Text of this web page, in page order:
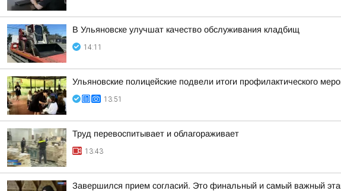
В Ульяновске улучшат качество обслуживания кладбищ
14:11
Ульяновские полицейские подвели итоги профилактического
13:51
Труд перевоспитывает и облагораживает
13:43
Завершился прием согласий. Это финальный и самый важный